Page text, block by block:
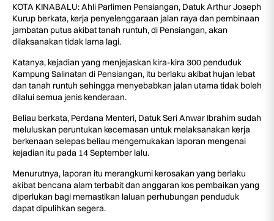
KOTA KINABALU: Ahli Parlimen Pensiangan, Datuk Arthur Joseph
Kurup berkata, kerja penyelenggaraan jalan raya dan pembinaan
jambatan putus akibat tanah runtuh, di Pensiangan, akan
dilaksanakan tidak lama lagi.
Katanya, kejadian yang menjejaskan kira-kira 300 penduduk
Kampung Salinatan di Pensiangan, itu berlaku akibat hujan lebat
dan tanah runtuh sehingga menyebabkan jalan utama tidak boleh
dilalui semua jenis kenderaan.
Beliau berkata, Perdana Menteri, Datuk Seri Anwar Ibrahim sudah
meluluskan peruntukan kecemasan untuk melaksanakan kerja
berkenaan selepas beliau mengemukakan laporan mengenai
kejadian itu pada 14 September lalu.
Menurutnya, laporan itu merangkumi kerosakan yang berlaku
akibat bencana alam terbabit dan anggaran kos pembaikan yang
diperlukan bagi memastikan laluan perhubungan penduduk
dapat dipulihkan segera.